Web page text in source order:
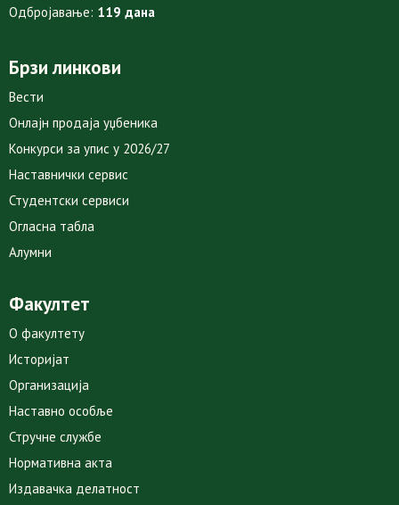
Одбројавање: 119 дана
Брзи линкови
Вести
Онлајн продаја уџбеника
Конкурси за упис у 2026/27
Наставнички сервис
Студентски сервиси
Огласна табла
Алумни
Факултет
О факултету
Историјат
Организација
Наставно особље
Стручне службе
Нормативна акта
Издавачка делатност